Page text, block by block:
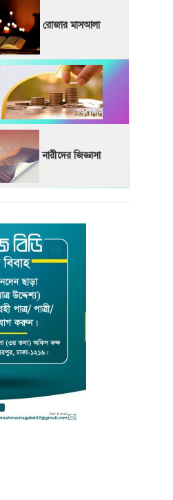
রোজার মাসআলা
নারীদের জিজ্ঞাসা